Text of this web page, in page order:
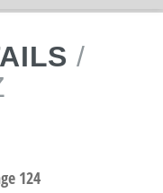
/
124